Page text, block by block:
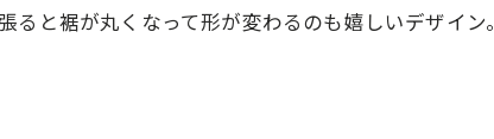
ると裾が丸くなって形が変わるのも嬉しいデザイン。